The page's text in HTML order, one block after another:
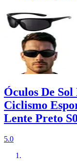
Óculos De
Ciclismo
Lente Preto S0
5.0